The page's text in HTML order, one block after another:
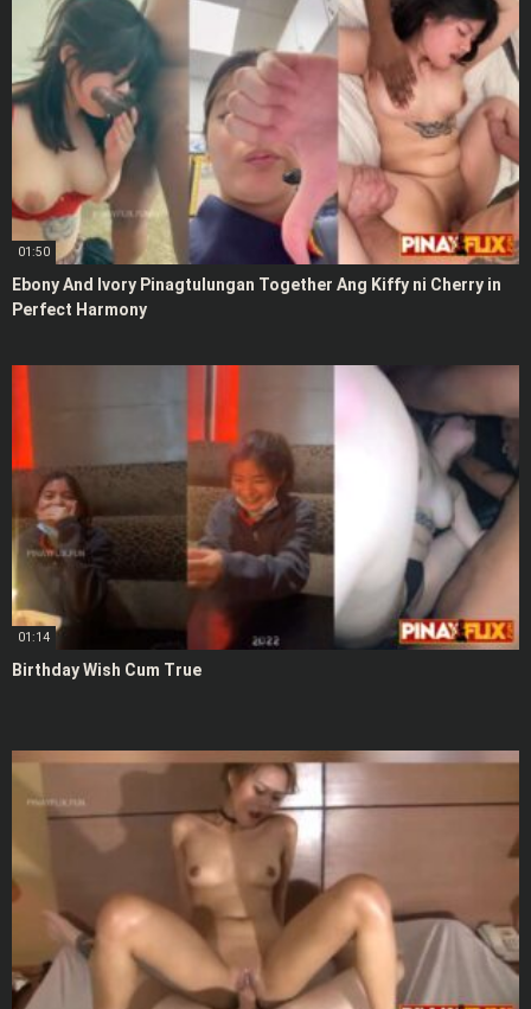
01:50
Ebony And Ivory Pinagtulungan Together Ang Kiffy ni Cherry in
Perfect Harmony
01:14
Birthday Wish Cum True